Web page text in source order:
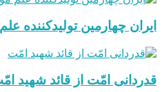
ایران چهارمین تولیدکننده
قدردانی امّت از قائد شهید